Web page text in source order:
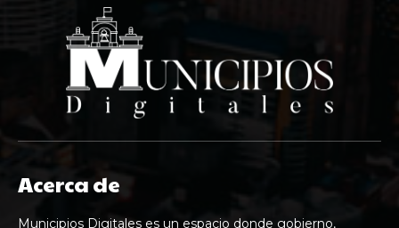
Acerca de
Municipios Digitales es un espacio donde gobierno,